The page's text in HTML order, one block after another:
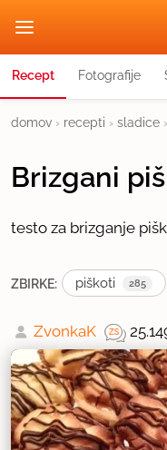
Recept Fotografije
domov › recepti › sladice ›
Brizgani
testo za brizganje
ZBIRKE: piškoti 285
ZvonkaK